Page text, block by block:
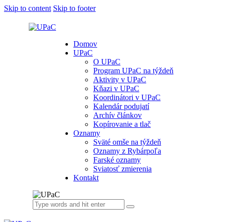
Skip to content Skip to footer
Domov
UPaC
O UPaC
Program UPaC na týždeň
Aktivity v UPaC
Kňazi v UPaC
Koordinátori v UPaC
Kalendár podujatí
Archív článkov
Kopírovanie a tlač
Oznamy
Sväté omše na týždeň
Oznamy z Rybárpoľa
Farské oznamy
Sviatosť zmierenia
Kontakt